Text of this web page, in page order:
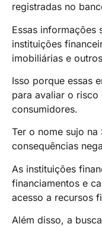
registradas no
Essas informações
instituições
imobiliárias e
Isso porque essas
para avaliar o
consumidores.
Ter o nome sujo
consequências
As instituições
financiamentos e
acesso a recursos
Além disso, a